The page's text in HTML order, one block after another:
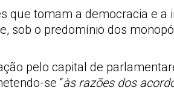
que tomam a democracia e
sob o predomínio dos
pelo capital de
se “às razões dos